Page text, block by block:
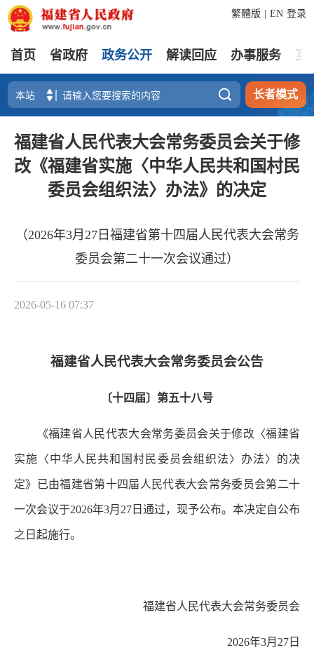
登录
繁體版 EN
首页 省政府 政务公开 解读回应 办事服务 互
 长者模式
福建省人民代表大会常务委员会关于修
改《福建省实施〈中华人民共和国村民
委员会组织法〉办法》的决定
（2026年3月27日福建省第十四届人民代表大会常务
委员会第二十一次会议通过）
2026-05-16 07:37
福建省人民代表大会常务委员会公告
〔十四届〕第五十八号
《福建省人民代表大会常务委员会关于修改〈福建省
实施〈中华人民共和国村民委员会组织法〉办法〉的决
定》已由福建省第十四届人民代表大会常务委员会第二十
一次会议于2026年3月27日通过，现予公布。本决定自公布
之日起施行。
福建省人民代表大会常务委员会
2026年3月27日